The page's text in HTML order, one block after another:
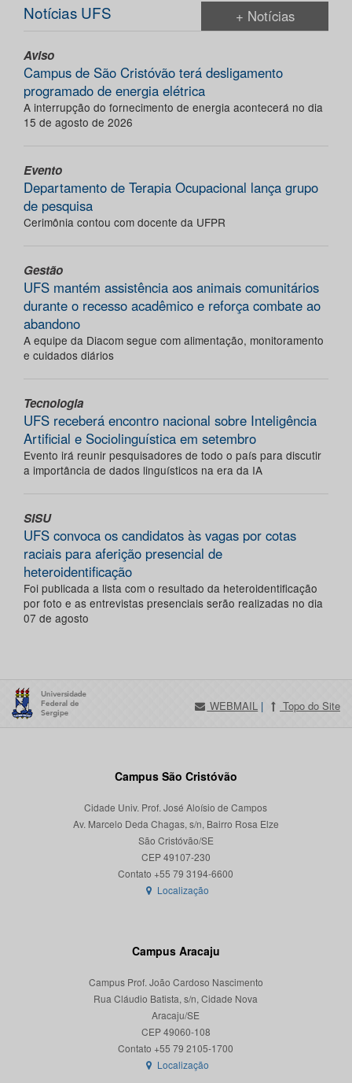
Notícias UFS + Notícias
Aviso
Campus de São Cristóvão terá desligamento
programado de energia elétrica
A interrupção do fornecimento de energia acontecerá no dia
15 de agosto de 2026
Evento
Departamento de Terapia Ocupacional lança grupo
de pesquisa
Cerimônia contou com docente da UFPR
Gestão
UFS mantém assistência aos animais comunitários
durante o recesso acadêmico e reforça combate ao
abandono
A equipe da Diacom segue com alimentação, monitoramento
e cuidados diários
Tecnologia
UFS receberá encontro nacional sobre Inteligência
Artificial e Sociolinguística em setembro
Evento irá reunir pesquisadores de todo o país para discutir
a importância de dados linguísticos na era da IA
SISU
UFS convoca os candidatos às vagas por cotas
raciais para aferição presencial de
heteroidentificação
Foi publicada a lista com o resultado da heteroidentificação
por foto e as entrevistas presenciais serão realizadas no dia
07 de agosto
WEBMAIL | Topo do Site
Campus São Cristóvão
Cidade Univ. Prof. José Aloísio de Campos
Av. Marcelo Deda Chagas, s/n, Bairro Rosa Elze
São Cristóvão/SE
CEP 49107-230
Localização
Campus Aracaju
Campus Prof. João Cardoso Nascimento
Rua Cláudio Batista, s/n, Cidade Nova
Aracaju/SE
CEP 49060-108
Localização